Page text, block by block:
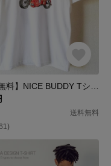
送料無料